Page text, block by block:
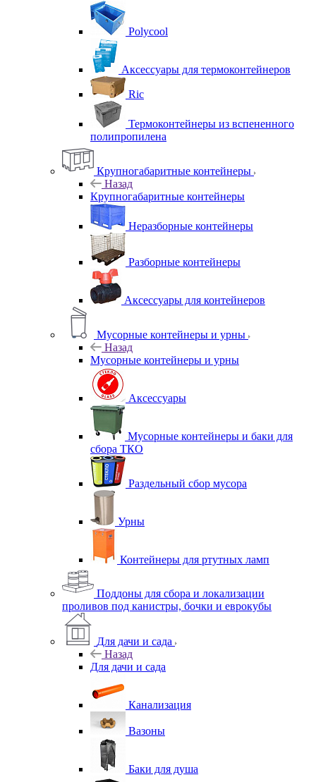
Polycool
Аксессуары для термоконтейнеров
Ric
Термоконтейнеры из вспененного
полипропилена
Крупногабаритные контейнеры
Назад
Крупногабаритные контейнеры
Неразборные контейнеры
Разборные контейнеры
Аксессуары для контейнеров
Мусорные контейнеры и урны
Назад
Мусорные контейнеры и урны
Аксессуары
Мусорные контейнеры и баки для
сбора ТКО
Раздельный сбор мусора
Урны
Контейнеры для ртутных ламп
Поддоны для сбора и локализации
проливов под канистры, бочки и еврокубы
Для дачи и сада
Назад
Для дачи и сада
Канализация
Вазоны
Баки для душа